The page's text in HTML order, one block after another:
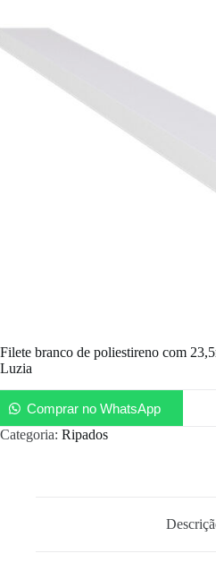
Filete branco de poliestireno com
Luzia
Comprar no WhatsApp
Categoria: Ripados